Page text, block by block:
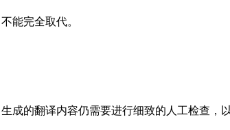
能完全取代。
的翻译内容仍需要进行细致的人工检查，